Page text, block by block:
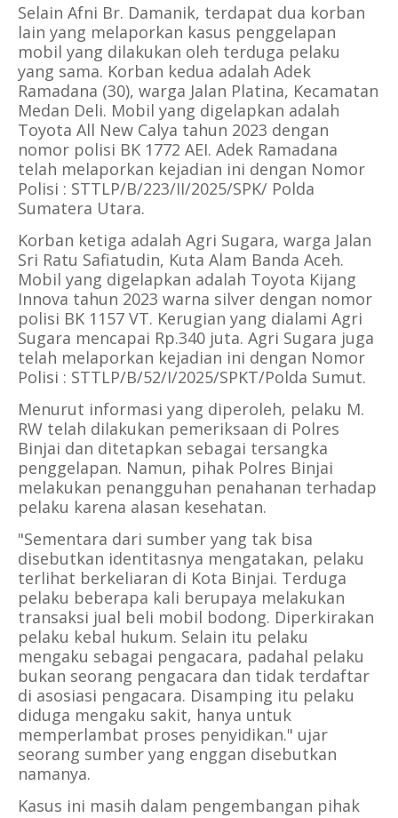
Selain Afni Br. Damanik, terdapat dua korban
lain yang melaporkan kasus penggelapan
mobil yang dilakukan oleh terduga pelaku
yang sama. Korban kedua adalah Adek
Ramadana (30), warga Jalan Platina, Kecamatan
Medan Deli. Mobil yang digelapkan adalah
Toyota All New Calya tahun 2023 dengan
nomor polisi BK 1772 AEI. Adek Ramadana
telah melaporkan kejadian ini dengan Nomor
Polisi : STTLP/B/223/II/2025/SPK/ Polda
Sumatera Utara.
Korban ketiga adalah Agri Sugara, warga Jalan
Sri Ratu Safiatudin, Kuta Alam Banda Aceh.
Mobil yang digelapkan adalah Toyota Kijang
Innova tahun 2023 warna silver dengan nomor
polisi BK 1157 VT. Kerugian yang dialami Agri
Sugara mencapai Rp.340 juta. Agri Sugara juga
telah melaporkan kejadian ini dengan Nomor
Polisi : STTLP/B/52/I/2025/SPKT/Polda Sumut.
Menurut informasi yang diperoleh, pelaku M.
RW telah dilakukan pemeriksaan di Polres
Binjai dan ditetapkan sebagai tersangka
penggelapan. Namun, pihak Polres Binjai
melakukan penangguhan penahanan terhadap
pelaku karena alasan kesehatan.
"Sementara dari sumber yang tak bisa
disebutkan identitasnya mengatakan, pelaku
terlihat berkeliaran di Kota Binjai. Terduga
pelaku beberapa kali berupaya melakukan
transaksi jual beli mobil bodong. Diperkirakan
pelaku kebal hukum. Selain itu pelaku
mengaku sebagai pengacara, padahal pelaku
bukan seorang pengacara dan tidak terdaftar
di asosiasi pengacara. Disamping itu pelaku
diduga mengaku sakit, hanya untuk
memperlambat proses penyidikan." ujar
seorang sumber yang enggan disebutkan
namanya.
Kasus ini masih dalam pengembangan pihak